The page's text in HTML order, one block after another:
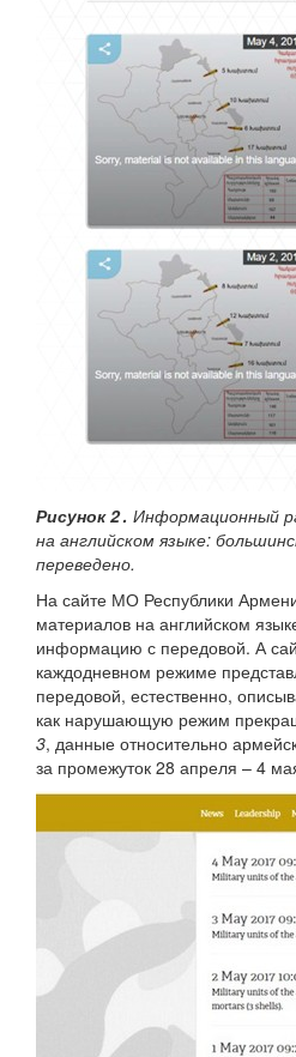
Рисунок 2․ Информационный
на английском языке:
переведено.
На сайте МО Республики
материалов на английском
информацию с передовой. А
каждодневном режиме
передовой, естественно,
как нарушающую режим
3, данные относительно
за промежуток 28 апреля – 4